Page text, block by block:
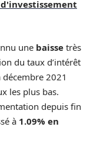
d'investissement
une baisse très
du taux d’intérêt
décembre 2021
les plus bas.
depuis fin
à 1.09% en